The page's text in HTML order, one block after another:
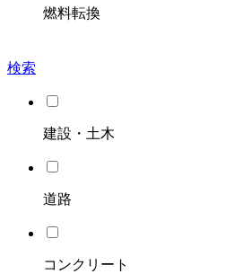
燃料転換
検索
建設・土木
道路
コンクリート